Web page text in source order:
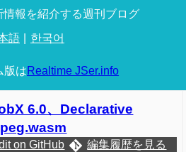
報を紹介する週刊ブログ
語 한국어
版はRealtime JSer.info
6.0、Declarative
on GitHub 編集履歴を見る